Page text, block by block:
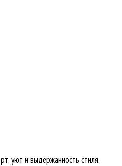
уют и выдержанность стиля.